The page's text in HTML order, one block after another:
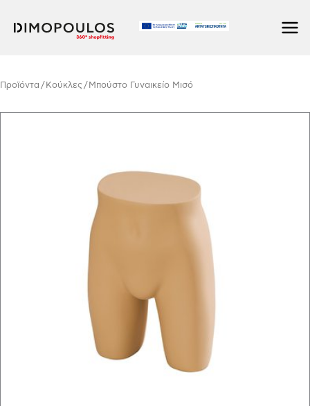
στο
Προϊόντα / Κούκλες/ Μπούστο Γυναικείο Μισό